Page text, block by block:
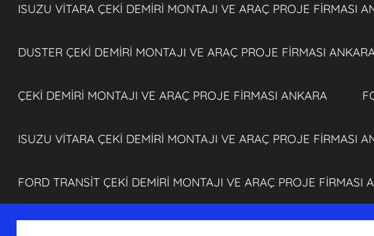
ISUZU VİTARA ÇEKİ DEMİRİ MONTAJI VE ARAÇ PROJE FİRMASI
DUSTER ÇEKİ DEMİRİ MONTAJI VE ARAÇ PROJE FİRMASI
ÇEKİ DEMİRİ MONTAJI VE ARAÇ PROJE FİRMASI ANKARA
ISUZU VİTARA ÇEKİ DEMİRİ MONTAJI VE ARAÇ PROJE FİRMASI
FORD TRANSİT ÇEKİ DEMİRİ MONTAJI VE ARAÇ PROJE FİRMASI